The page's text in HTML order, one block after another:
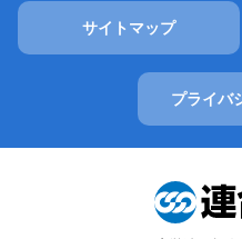
サイトマップ
プライバ